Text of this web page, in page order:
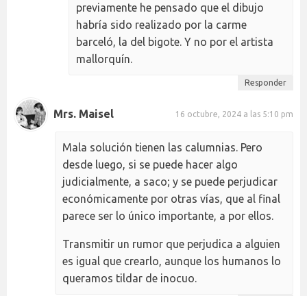
previamente he pensado que el dibujo
habría sido realizado por la carme
barceló, la del bigote. Y no por el artista
mallorquín.
Responder
Mrs. Maisel 16 octubre, 2024 a las 5:10 pm
Mala solución tienen las calumnias. Pero
desde luego, si se puede hacer algo
judicialmente, a saco; y se puede perjudicar
económicamente por otras vías, que al final
parece ser lo único importante, a por ellos.
Transmitir un rumor que perjudica a alguien
es igual que crearlo, aunque los humanos lo
queramos tildar de inocuo.